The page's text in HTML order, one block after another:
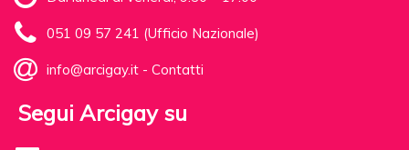
051 09 57 241 (Ufficio Nazionale)
info@arcigay.it - Contatti
Segui Arcigay su